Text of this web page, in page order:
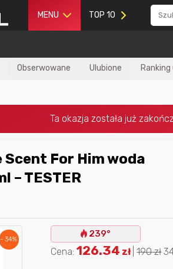
MENU TOP 10
Obserwowane Ulubione
– TESTER
- 34%
239°
Cena:126.34 zł 190zł
najlepszego
w tym miesiącu:
Nagroda za